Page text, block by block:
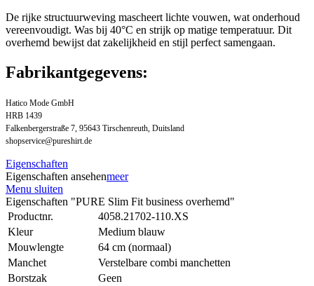
De rijke structuurweving mascheert lichte vouwen, wat onderhoud
vereenvoudigt. Was bij 40°C en strijk op matige temperatuur. Dit
overhemd bewijst dat zakelijkheid en stijl perfect samengaan.
Fabrikantgegevens:
Hatico Mode GmbH
HRB 1439
Falkenbergerstraße 7, 95643 Tirschenreuth, Duitsland
shopservice@pureshirt.de
Eigenschaften
Eigenschaften ansehenmeer
Menu sluiten
Eigenschaften "PURE Slim Fit business overhemd"
Productnr.
4058.21702-110.XS
Kleur
Medium blauw
Mouwlengte
64 cm (normaal)
Manchet
Verstelbare combi manchetten
Borstzak
Geen